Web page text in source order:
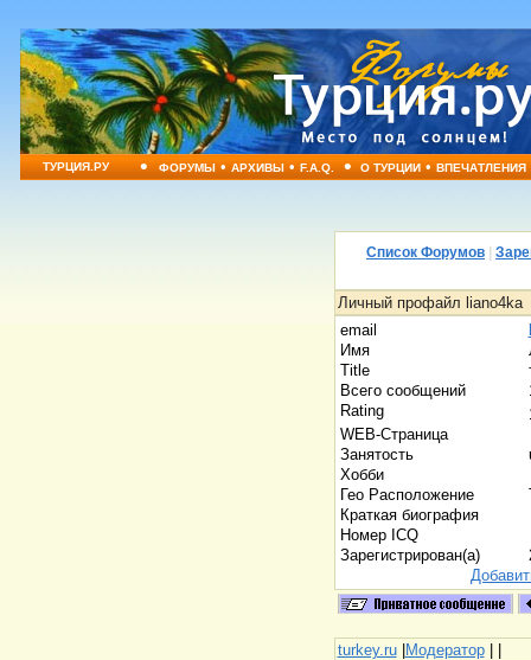
ТУРЦИЯ.РУ • ФОРУМЫ•АРХИВЫ•F.A.Q. • О ТУРЦИИ•ВПЕЧАТЛЕНИЯ
Список Форумов
Личный профайл liano4ka
email
Имя
Title
Всего сообщений
Rating
WEB-Страница
Занятость
Хобби
Гео Расположение
Краткая биография
Номер ICQ
Зарегистрирован(а)
turkey.ru|Модератор| |